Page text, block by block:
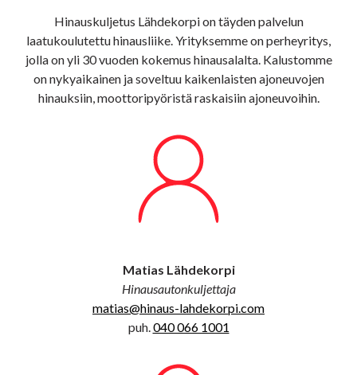
Hinauskuljetus Lähdekorpi on täyden palvelun
laatukoulutettu hinausliike. Yrityksemme on perheyritys,
jolla on yli 30 vuoden kokemus hinausalalta. Kalustomme
on nykyaikainen ja soveltuu kaikenlaisten ajoneuvojen
hinauksiin, moottoripyöristä raskaisiin ajoneuvoihin.
Matias Lähdekorpi
Hinausautonkuljettaja
matias@hinaus-lahdekorpi.com
puh.040 066 1001